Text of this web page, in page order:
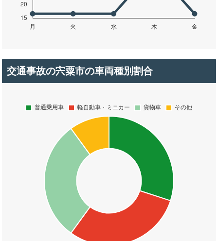
交通事故の宍粟市の車両種別割合